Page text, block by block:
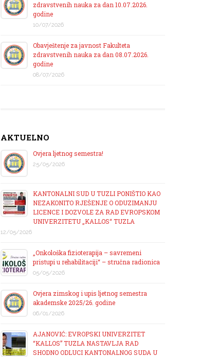
zdravstvenih nauka za dan 10.07.2026.
godine
10/07/2026
Obavještenje za javnost Fakulteta
zdravstvenih nauka za dan 08.07.2026.
godine
08/07/2026
AKTUELNO
Ovjera ljetnog semestra!
25/05/2026
KANTONALNI SUD U TUZLI PONIŠTIO KAO
NEZAKONITO RJEŠENJE O ODUZIMANJU
LICENCE I DOZVOLE ZA RAD EVROPSKOM
UNIVERZITETU „KALLOS“ TUZLA
12/05/2026
„Onkološka fizioterapija – savremeni
pristupi u rehabilitaciji“ – stručna radionica
05/05/2026
Ovjera zimskog i upis ljetnog semestra
akademske 2025/26. godine
06/01/2026
AJANOVIĆ: EVROPSKI UNIVERZITET
“KALLOS” TUZLA NASTAVLJA RAD
SHODNO ODLUCI KANTONALNOG SUDA U